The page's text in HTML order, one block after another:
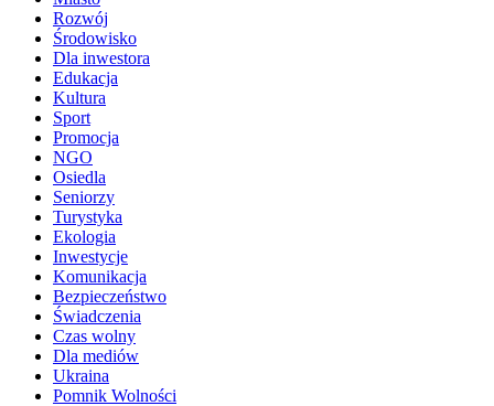
Rozwój
Środowisko
Dla inwestora
Edukacja
Kultura
Sport
Promocja
NGO
Osiedla
Seniorzy
Turystyka
Ekologia
Inwestycje
Komunikacja
Bezpieczeństwo
Świadczenia
Czas wolny
Dla mediów
Ukraina
Pomnik Wolności